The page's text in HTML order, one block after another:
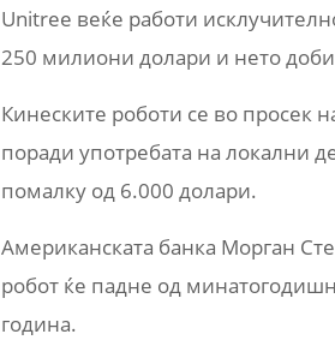
Unitree веќе работи
250 милиони долари и нето
Кинеските роботи се во просек
поради употребата на локални
помалку од 6.000 долари.
Американската банка Морган
робот ќе падне од
година.